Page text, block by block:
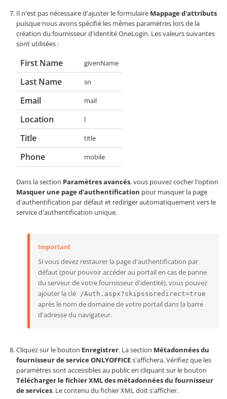
Il n'est pas nécessaire d'ajuster le formulaire Mappage d'attributs
puisque nous avons spécifié les mêmes paramètres lors de la
création du fournisseur d'identité OneLogin. Les valeurs suivantes
sont utilisées :
First Name givenName
Last Name sn
Email mail
Location l
Title title
Phone mobile
Dans la section Paramètres avancés, vous pouvez cocher l'option
Masquer une page d'authentification pour masquer la page
d'authentification par défaut et rediriger automatiquement vers le
service d'authentification unique.
Important
Si vous devez restaurer la page d'authentification par
défaut (pour pouvoir accéder au portail en cas de panne
du serveur de votre fournisseur d'identité), vous pouvez
ajouter la clé
/Auth.aspx?skipssoredirect=true
après le nom de domaine de votre portail dans la barre
d'adresse du navigateur.
Cliquez sur le bouton Enregistrer. La section Métadonnées du
fournisseur de service ONLYOFFICEs'affichera. Vérifiez que les
paramètres sont accessibles au public en cliquant sur le bouton
Télécharger le fichier XML des métadonnées du fournisseur
de services. Le contenu du fichier XML doit s'afficher.